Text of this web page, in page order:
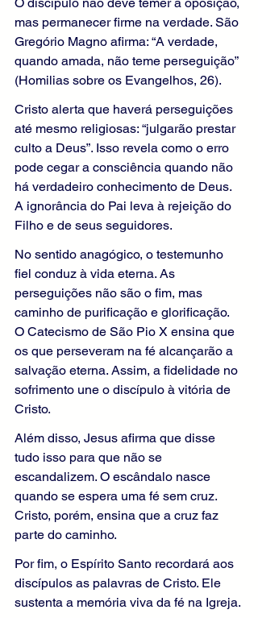
O discípulo não deve temer a oposição,
mas permanecer firme na verdade. São
Gregório Magno afirma: “A verdade,
quando amada, não teme perseguição”
(Homilias sobre os Evangelhos, 26).
Cristo alerta que haverá perseguições
até mesmo religiosas: “julgarão prestar
culto a Deus”. Isso revela como o erro
pode cegar a consciência quando não
há verdadeiro conhecimento de Deus.
A ignorância do Pai leva à rejeição do
Filho e de seus seguidores.
No sentido anagógico, o testemunho
fiel conduz à vida eterna. As
perseguições não são o fim, mas
caminho de purificação e glorificação.
O Catecismo de São Pio X ensina que
os que perseveram na fé alcançarão a
salvação eterna. Assim, a fidelidade no
sofrimento une o discípulo à vitória de
Cristo.
Além disso, Jesus afirma que disse
tudo isso para que não se
escandalizem. O escândalo nasce
quando se espera uma fé sem cruz.
Cristo, porém, ensina que a cruz faz
parte do caminho.
Por fim, o Espírito Santo recordará aos
discípulos as palavras de Cristo. Ele
sustenta a memória viva da fé na Igreja.